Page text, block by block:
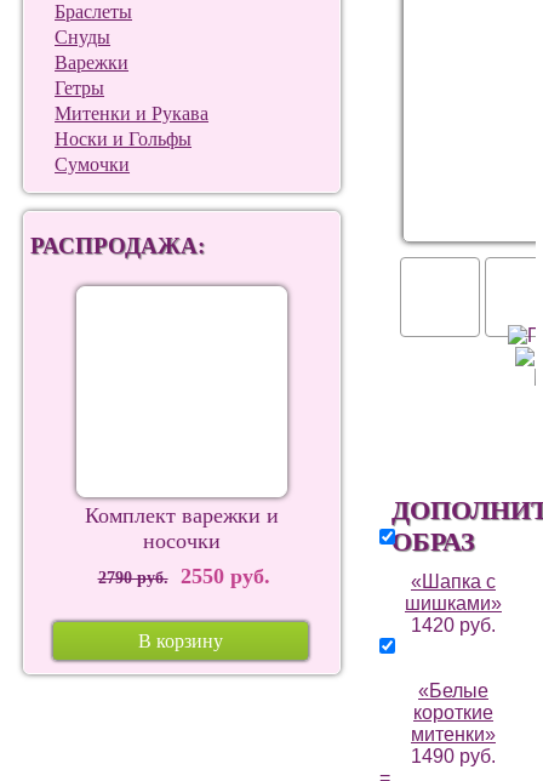
Браслеты
Снуды
Варежки
Гетры
Митенки и Рукава
Носки и Гольфы
Сумочки
РАСПРОДАЖА:
Комплект варежки и
носочки
2790 руб.2550 руб.
В корзину
ОБРАЗ
«Шапка с
шишками»
1420 руб.
«Белые
короткие
митенки»
1490 руб.